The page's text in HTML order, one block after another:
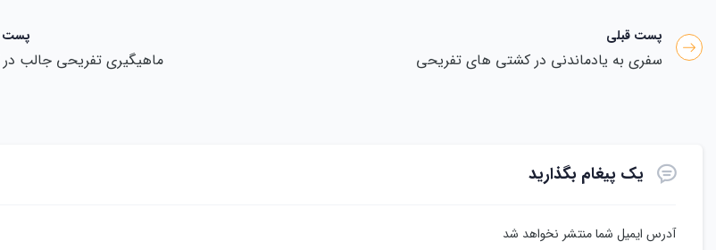
پست قبلی
سفری به یادماندنی در کشتی های تفریحی
پست
ماهیگیری تفریحی جالب
یک پیغام بگذارید
آدرس ایمیل شما منتشر نخواهد شد